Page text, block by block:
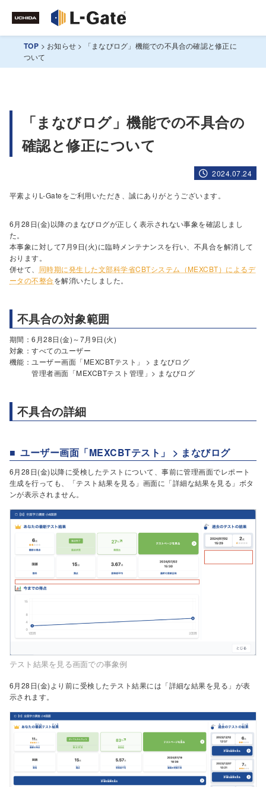
TOP > お知らせ >
「まなびログ」機能での不具合の確認と修正に
ついて
「まなびログ」機能での不具合の
確認と修正について
2024.07.24
平素よりL-Gateをご利用いただき、誠にありがとうございます。
6月28日(金)以降のまなびログが正しく表示されない事象を確認しまし
た。
本事象に対して7月9日(火)に臨時メンテナンスを行い、不具合を解消して
おります。
併せて、 同時期に発生した文部科学省CBTシステム（MEXCBT）によるデ
ータの不整合を解消いたしました。
不具合の対象範囲
期間：6月28日(金)～7月9日(火)
対象：すべてのユーザー
機能：ユーザー画面「MEXCBTテスト」 > まなびログ
管理者画面「MEXCBTテスト管理」> まなびログ
不具合の詳細
ユーザー画面「MEXCBTテスト」 > まなびログ
6月28日(金)以降に受検したテストについて、事前に管理画面でレポート
生成を行っても、「テスト結果を見る」画面に「詳細な結果を見る」ボタ
ンが表示されません。
テスト結果を見る画面での事象例
6月28日(金)より前に受検したテスト結果には「詳細な結果を見る」が表
示されます。